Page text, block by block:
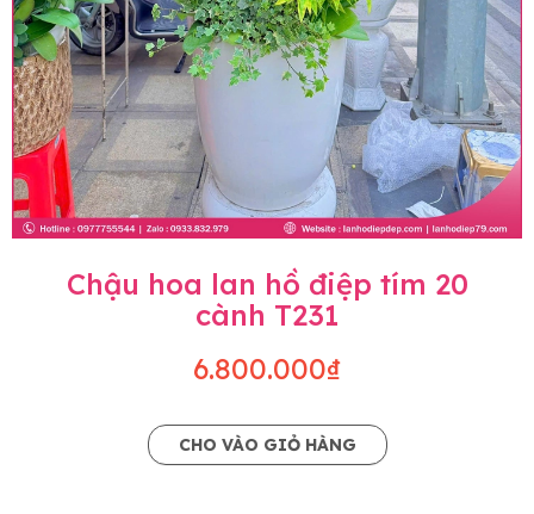
Chậu hoa lan hồ điệp tím 20
cành T231
6.800.000₫
CHO VÀO GIỎ HÀNG